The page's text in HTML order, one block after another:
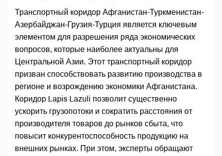
Транспортный коридор Афганистан-Туркменистан-
Азербайджан-Грузия-Турция является ключевым
элементом для разрешения ряда экономических
вопросов, которые наиболее актуальны для
Центральной Азии. Этот транспортный коридор
призван способствовать развитию производства в
регионе и возрождению экономики Афганистана.
Коридор Lapis Lazuli позволит существенно
ускорить грузопотоки и сократить расстояния от
производителя товаров до рынков сбыта, что
повысит конкурентоспособность продукцию на
внешних рынках. При этом, эксперты обращают